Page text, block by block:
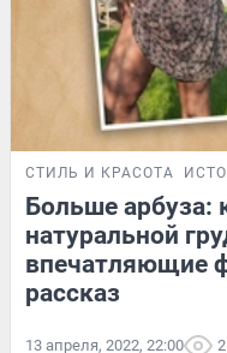
СТИЛЬ И КРАСОТА
Больше
натуральной
впечатляющие
рассказ
13 апреля, 2022, 22:00